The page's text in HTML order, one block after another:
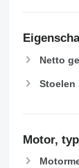
Netto
Stoelen
Motor,